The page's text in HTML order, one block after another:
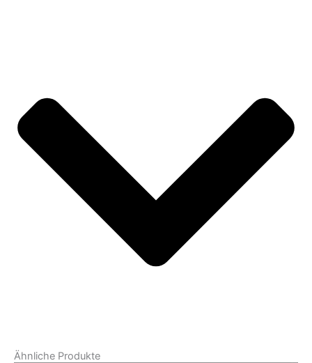
Ähnliche Produkte